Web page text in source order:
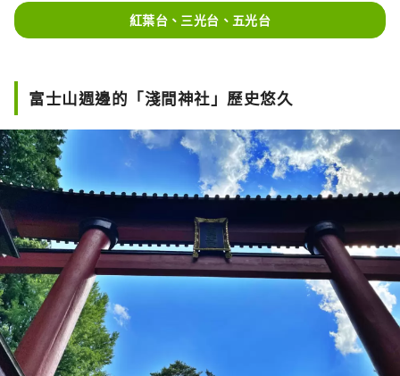
紅葉台、三光台、五光台
富士山週邊的「淺間神社」歷史悠久